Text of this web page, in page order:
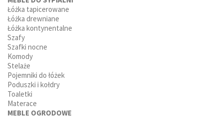
Łóżka tapicerowane
Łóżka drewniane
Łóżka kontynentalne
Szafy
Szafki nocne
Komody
Stelaże
Pojemniki do łóżek
Poduszki i kołdry
Toaletki
Materace
MEBLE OGRODOWE